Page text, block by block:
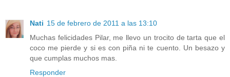
Nati 15 de febrero de 2011 a las 13:10
Muchas felicidades Pilar, me llevo un trocito de tarta que el
coco me pierde y si es con piña ni te cuento. Un besazo y
que cumplas muchos mas.
Responder